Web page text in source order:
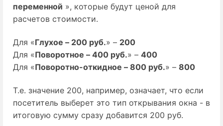
переменной », которые будут ценой для
расчетов стоимости.
Для «Глухое – 200 руб.» – 200
Для «Поворотное – 400 руб.» – 400
Для «Поворотно-откидное – 800 руб.» – 800
Т.е. значение 200, например, означает, что если
посетитель выберет это тип открывания окна - в
итоговую сумму сразу добавится 200 руб.